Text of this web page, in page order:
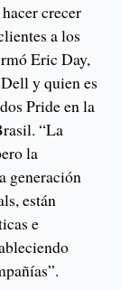
crecer
a los
Eric Day,
y quien es
Pride en la
“La
la
generación
están
e